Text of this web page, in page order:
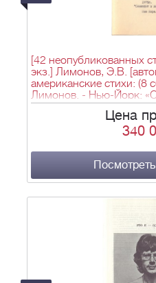
[42 неопубликованных
экз.] Лимонов, Э.В.
американские стихи: (8
Лимонов. - Нью-Йорк:
1975. - 68 с.; 21,5x14,5
Цена
340